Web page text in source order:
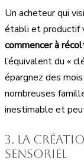
Un acheteur qui
établi et productif
commencer à
l’équivalent du «
épargnez des
nombreuses
inestimable et
3. La
sensoriel